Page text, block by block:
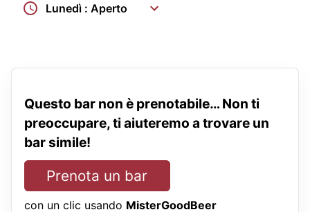
Lunedì : Aperto
Questo bar non è prenotabile… Non ti
preoccupare, ti aiuteremo a trovare un
bar simile!
Prenota un bar
con un clic usando MisterGoodBeer